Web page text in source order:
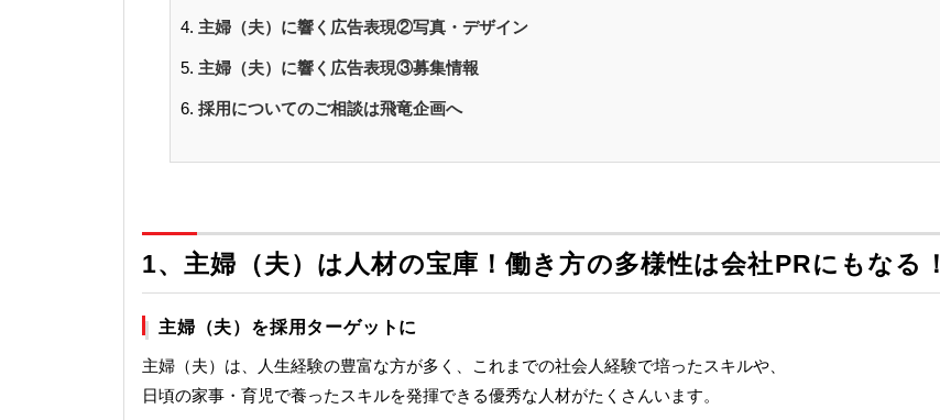
主婦（夫）に響く広告表現②写真・デザイン
主婦（夫）に響く広告表現③募集情報
採用についてのご相談は飛竜企画へ
1、主婦（夫）は人材の宝庫！働き方の多様性は会社PRにもなる！
主婦（夫）を採用ターゲットに
主婦（夫）は、人生経験の豊富な方が多く、これまでの社会人経験で培ったスキルや、
日頃の家事・育児で養ったスキルを発揮できる優秀な人材がたくさんいます。